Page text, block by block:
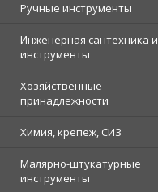
Ручные инструменты
Инженерная сантехника и
инструменты
Хозяйственные
принадлежности
Химия, крепеж, СИЗ
Малярно-штукатурные
инструменты